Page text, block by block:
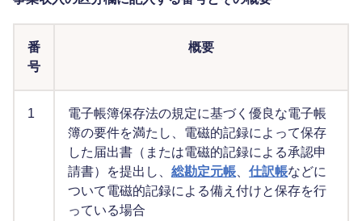
番
号
概要
1
電子帳簿保存法の規定に基づく優良な電子帳
簿の要件を満たし、電磁的記録によって保存
した届出書（または電磁的記録による承認申
請書）を提出し、 総勘定元帳 仕訳帳などに
ついて電磁的記録による備え付けと保存を行
っている場合